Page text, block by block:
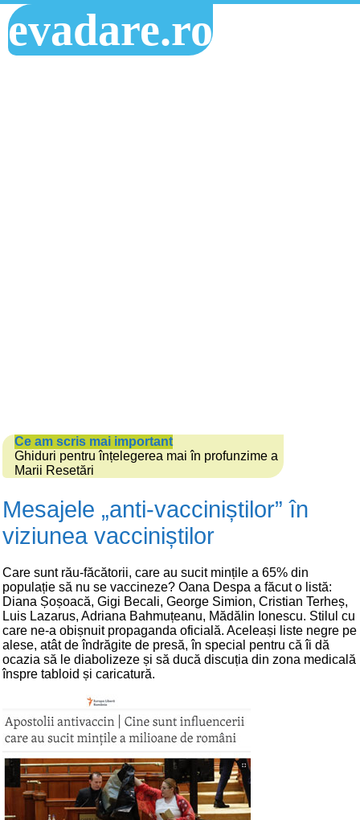
evadare.ro
Ce am scris mai important
Ghiduri pentru înțelegerea mai în profunzime a
Marii Resetări
Mesajele „anti-vacciniștilor” în
viziunea vacciniștilor
Care sunt rău-făcătorii, care au sucit mințile a 65% din
populație să nu se vaccineze? Oana Despa a făcut o listă:
Diana Șoșoacă, Gigi Becali, George Simion, Cristian Terheș,
Luis Lazarus, Adriana Bahmuțeanu, Mădălin Ionescu. Stilul cu
care ne-a obișnuit propaganda oficială. Aceleași liste negre pe
alese, atât de îndrăgite de presă, în special pentru că îi dă
ocazia să le diabolizeze și să ducă discuția din zona medicală
înspre tabloid și caricatură.